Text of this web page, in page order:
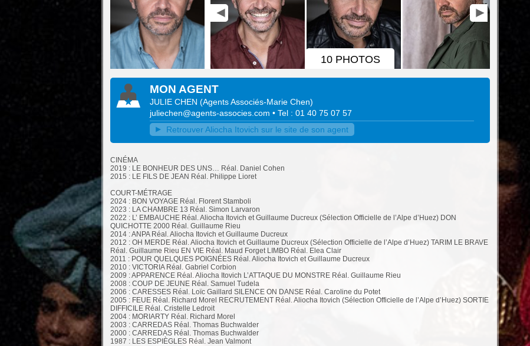
10 PHOTOS
MON AGENT
JULIE CHEN (Agents Associés-Marie Chen)
juliechen@agents-associes.com • Tel : 01 40 75 07 57
Retrouver Aliocha Itovich sur le site de son agent
CINÉMA
2019 : LE BONHEUR DES UNS… Réal. Daniel Cohen
2015 : LE FILS DE JEAN Réal. Philippe Lioret
COURT-MÉTRAGE
2024 : BON VOYAGE Réal. Florent Stamboli
2023 : LA CHAMBRE 13 Réal. Simon Larvaron
2022 : L’ EMBAUCHE Réal. Aliocha Itovich et Guillaume Ducreux (Sélection Officielle de l’Alpe d’Huez) DON
QUICHOTTE 2000 Réal. Guillaume Rieu
2014 : ANPA Réal. Aliocha Itovich et Guillaume Ducreux
2012 : OH MERDE Réal. Aliocha Itovich et Guillaume Ducreux (Sélection Officielle de l’Alpe d’Huez) TARIM LE BRAVE
Réal. Guillaume Rieu EN VIE Réal. Maud Forget LIMBO Réal. Elea Clair
2011 : POUR QUELQUES POIGNÉES Réal. Aliocha Itovich et Guillaume Ducreux
2010 : VICTORIA Réal. Gabriel Corbion
2009 : APPARENCE Réal. Aliocha Itovich L’ATTAQUE DU MONSTRE Réal. Guillaume Rieu
2008 : COUP DE JEUNE Réal. Samuel Tudela
2006 : CARESSES Réal. Loïc Gaillard SILENCE ON DANSE Réal. Caroline du Potet
2005 : FEUE Réal. Richard Morel RECRUTEMENT Réal. Aliocha Itovich (Sélection Officielle de l’Alpe d’Huez) SORTIE
DIFFICILE Réal. Cristelle Ledroit
2004 : MORIARTY Réal. Richard Morel
2003 : CARREDAS Réal. Thomas Buchwalder
2000 : CARREDAS Réal. Thomas Buchwalder
1987 : LES ESPIÈGLES Réal. Jean Valmont